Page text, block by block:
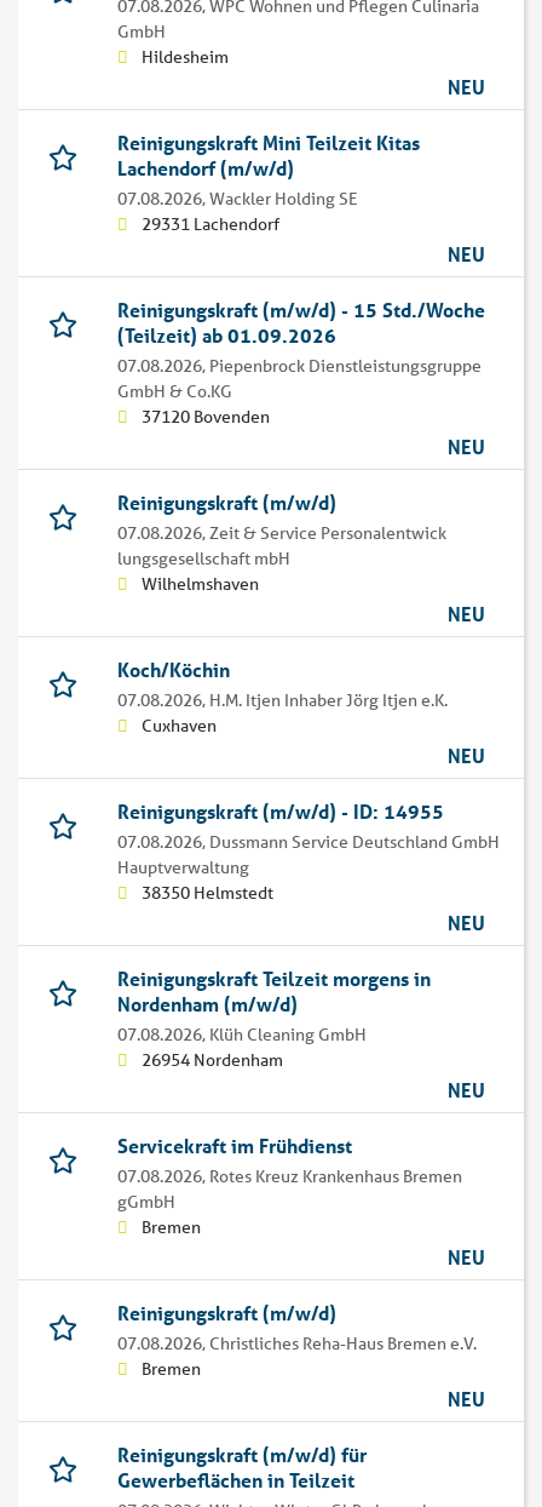
07.08.2026,WPC Wohnen und Pflegen Culinaria
GmbH
Hildesheim
NEU
Reinigungskraft Mini Teilzeit Kitas
Lachendorf (m/w/d)
07.08.2026,Wackler Holding SE
29331 Lachendorf
NEU
Reinigungskraft (m/w/d) - 15 Std./Woche
(Teilzeit) ab 01.09.2026
07.08.2026, Piepenbrock Dienstleistungsgruppe
GmbH & Co.KG
37120 Bovenden
NEU
Reinigungskraft (m/w/d)
07.08.2026,Zeit & Service Personalentwick
lungsgesellschaft mbH
Wilhelmshaven
NEU
Koch/Köchin
07.08.2026, H.M. Itjen Inhaber Jörg Itjen e.K.
Cuxhaven
NEU
Reinigungskraft (m/w/d) - ID: 14955
07.08.2026, Dussmann Service Deutschland GmbH
Hauptverwaltung
38350 Helmstedt
NEU
Reinigungskraft Teilzeit morgens in
Nordenham (m/w/d)
07.08.2026, Klüh Cleaning GmbH
26954 Nordenham
NEU
Servicekraft im Frühdienst
07.08.2026, Rotes Kreuz Krankenhaus Bremen
gGmbH
Bremen
NEU
Reinigungskraft (m/w/d)
07.08.2026, Christliches Reha-Haus Bremen e.V.
Bremen
NEU
Reinigungskraft (m/w/d) für
Gewerbeflächen in Teilzeit